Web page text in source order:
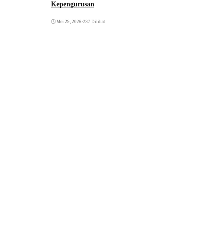
Kepengurusan
Mei 29, 2026•237 Dilihat